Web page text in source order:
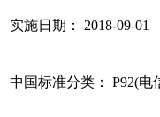
实施日期： 2018-09-01
中国标准分类： P92(电